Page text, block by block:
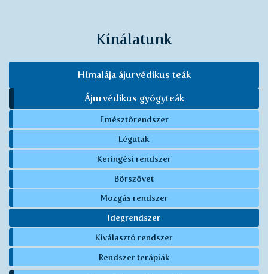
Kínálatunk
Himalája ájurvédikus teák
Ájurvédikus gyógyteák
Emésztőrendszer
Légutak
Keringési rendszer
Bőrszövet
Mozgás rendszer
Idegrendszer
Kiválasztó rendszer
Rendszer terápiák